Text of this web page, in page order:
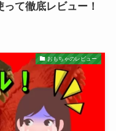
て徹底レビュー！
おもちゃのレビュー